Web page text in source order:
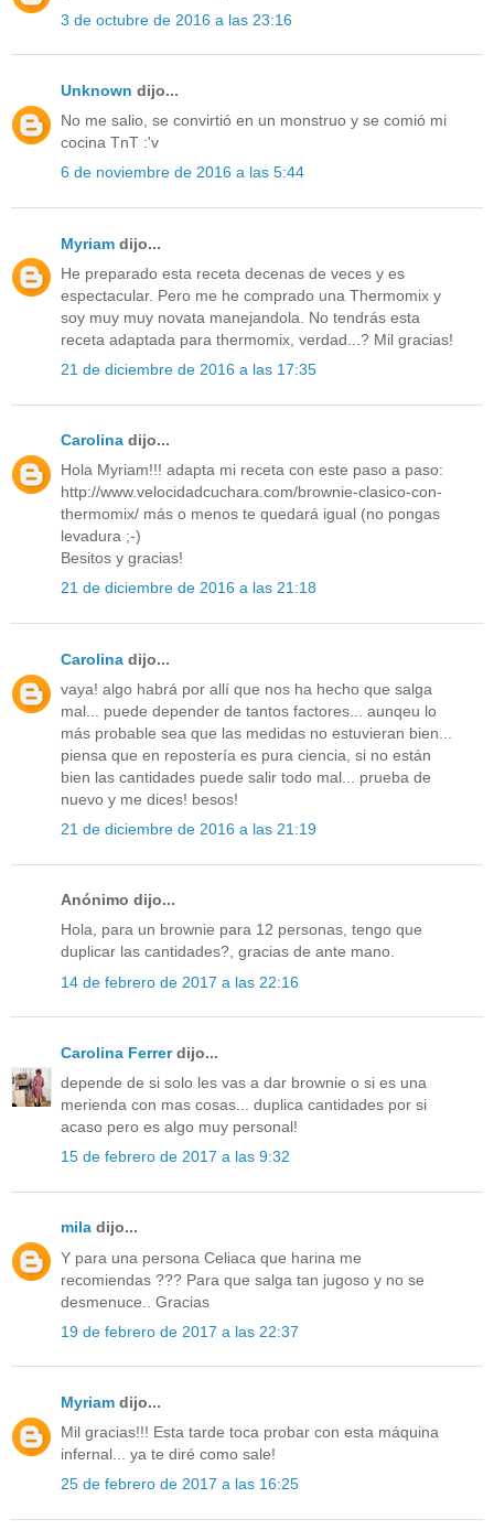
3 de octubre de 2016 a las 23:16
Unknown dijo...
No me salio, se convirtió en un monstruo y se comió mi
cocina TnT :'v
6 de noviembre de 2016 a las 5:44
Myriam dijo...
He preparado esta receta decenas de veces y es
espectacular. Pero me he comprado una Thermomix y
soy muy muy novata manejandola. No tendrás esta
receta adaptada para thermomix, verdad...? Mil gracias!
21 de diciembre de 2016 a las 17:35
Carolina dijo...
Hola Myriam!!! adapta mi receta con este paso a paso:
http://www.velocidadcuchara.com/brownie-clasico-con-
thermomix/ más o menos te quedará igual (no pongas
levadura ;-)
Besitos y gracias!
21 de diciembre de 2016 a las 21:18
Carolina dijo...
vaya! algo habrá por allí que nos ha hecho que salga
mal... puede depender de tantos factores... aunqeu lo
más probable sea que las medidas no estuvieran bien...
piensa que en repostería es pura ciencia, si no están
bien las cantidades puede salir todo mal... prueba de
nuevo y me dices! besos!
21 de diciembre de 2016 a las 21:19
Anónimo dijo...
Hola, para un brownie para 12 personas, tengo que
duplicar las cantidades?, gracias de ante mano.
14 de febrero de 2017 a las 22:16
Carolina Ferrerdijo...
depende de si solo les vas a dar brownie o si es una
merienda con mas cosas... duplica cantidades por si
acaso pero es algo muy personal!
15 de febrero de 2017 a las 9:32
mila dijo...
Y para una persona Celiaca que harina me
recomiendas ??? Para que salga tan jugoso y no se
desmenuce.. Gracias
19 de febrero de 2017 a las 22:37
Myriam dijo...
Mil gracias!!! Esta tarde toca probar con esta máquina
infernal... ya te diré como sale!
25 de febrero de 2017 a las 16:25